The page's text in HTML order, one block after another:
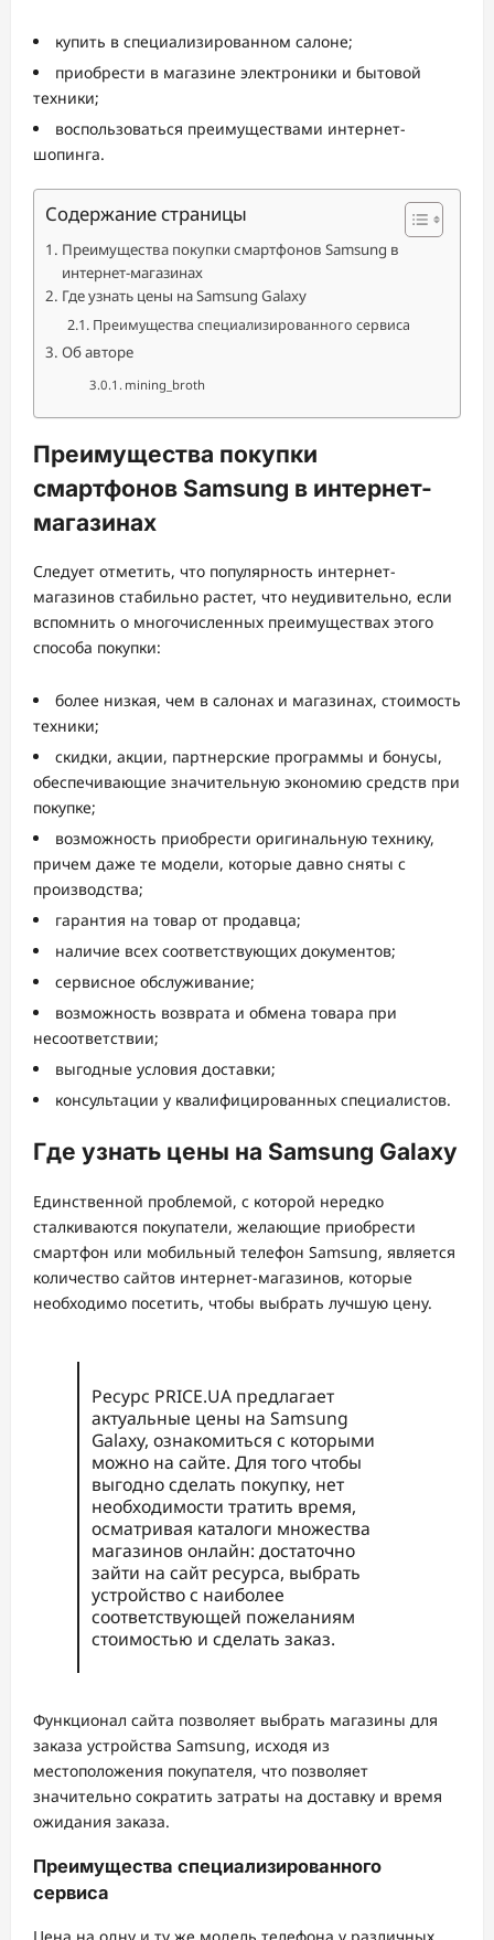
купить в специализированном салоне;
приобрести в магазине электроники и бытовой
техники;
воспользоваться преимуществами интернет-
шопинга.
Содержание страницы
Преимущества покупки смартфонов Samsung в
интернет-магазинах
Где узнать цены на Samsung Galaxy
Преимущества специализированного сервиса
Об авторе
mining_broth
Преимущества покупки
смартфонов Samsung в интернет-
магазинах
Следует отметить, что популярность интернет-
магазинов стабильно растет, что неудивительно, если
вспомнить о многочисленных преимуществах этого
способа покупки:
более низкая, чем в салонах и магазинах, стоимость
техники;
скидки, акции, партнерские программы и бонусы,
обеспечивающие значительную экономию средств при
покупке;
возможность приобрести оригинальную технику,
причем даже те модели, которые давно сняты с
производства;
гарантия на товар от продавца;
наличие всех соответствующих документов;
сервисное обслуживание;
возможность возврата и обмена товара при
несоответствии;
выгодные условия доставки;
консультации у квалифицированных специалистов.
Где узнать цены на Samsung Galaxy
Единственной проблемой, с которой нередко
сталкиваются покупатели, желающие приобрести
смартфон или мобильный телефон Samsung, является
количество сайтов интернет-магазинов, которые
необходимо посетить, чтобы выбрать лучшую цену.
Ресурс PRICE.UA предлагает
актуальные цены на Samsung
Galaxy, ознакомиться с которыми
можно на сайте. Для того чтобы
выгодно сделать покупку, нет
необходимости тратить время,
осматривая каталоги множества
магазинов онлайн: достаточно
зайти на сайт ресурса, выбрать
устройство с наиболее
соответствующей пожеланиям
стоимостью и сделать заказ.
Функционал сайта позволяет выбрать магазины для
заказа устройства Samsung, исходя из
местоположения покупателя, что позволяет
значительно сократить затраты на доставку и время
ожидания заказа.
Преимущества специализированного
сервиса